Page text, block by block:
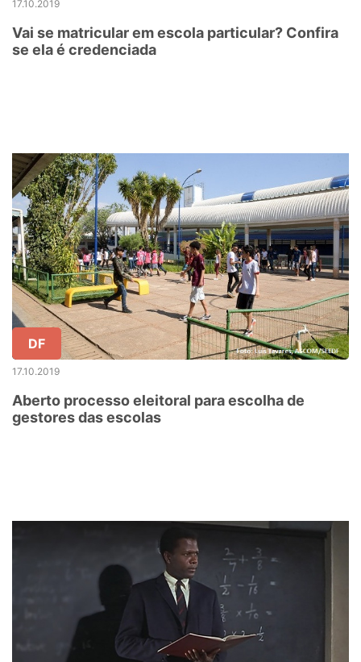
17.10.2019
Vai se matricular em escola particular? Confira
se ela é credenciada
DF
17.10.2019
Aberto processo eleitoral para escolha de
gestores das escolas